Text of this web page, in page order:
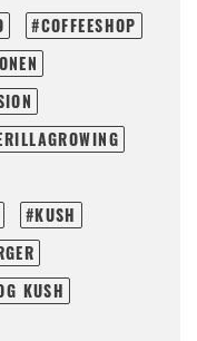
COFFEESHOP
KUSH
KUSH